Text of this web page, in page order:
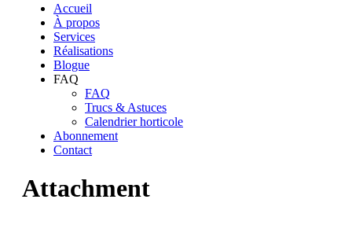
Accueil
À propos
Services
Réalisations
Blogue
FAQ
FAQ
Trucs & Astuces
Calendrier horticole
Abonnement
Contact
Attachment